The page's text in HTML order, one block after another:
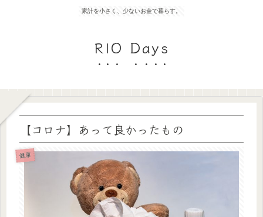
家計を小さく、少ないお金で暮らす。
RIO Days
【コロナ】あって良かったもの
健康